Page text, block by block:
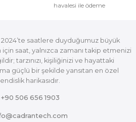
havalesi ile ödeme
2024’te saatlere duyduğumuz büyük
saat, yalnızca zamanı takip etmenizi
tarzınızı, kişiliğinizi ve hayattaki
güçlü bir şekilde yansıtan en özel
harikasıdır.
+90 506 656 1903